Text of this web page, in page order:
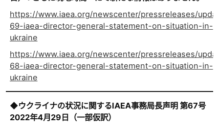
https://www.iaea.org/newscenter/pressreleases/
69-iaea-director-general-statement-on-situation-in-
ukraine
https://www.iaea.org/newscenter/pressreleases/
68-iaea-director-general-statement-on-situation-in-
ukraine
◆ウクライナの状況に関するIAEA事務局長声明 第67号
2022年4月29日（一部仮訳）